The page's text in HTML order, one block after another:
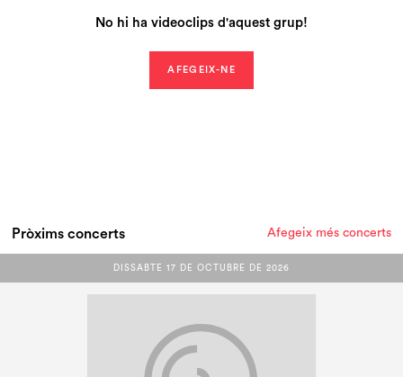
No hi ha videoclips d'aquest grup!
AFEGEIX-NE
Pròxims concerts Afegeix més concerts
DISSABTE 17 DE OCTUBRE DE 2026
DISSABTE 17 DE OCTUBRE DE 2026